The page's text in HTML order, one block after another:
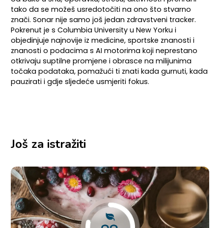
tako da se možeš usredotočiti na ono što stvarno
znači. Sonar nije samo još jedan zdravstveni tracker.
Pokrenut je s Columbia University u New Yorku i
objedinjuje najnovije iz medicine, sportske znanosti i
znanosti o podacima s AI motorima koji neprestano
otkrivaju suptilne promjene i obrasce na milijunima
točaka podataka, pomažući ti znati kada gurnuti, kada
pauzirati i gdje sljedeće usmjeriti fokus.
Još za istražiti